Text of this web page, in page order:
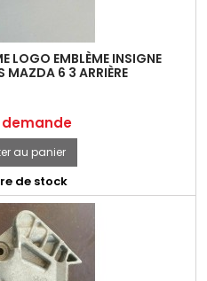
LOGO EMBLÈME INSIGNE
MAZDA 6 3 ARRIÈRE
demande
au panier
de stock